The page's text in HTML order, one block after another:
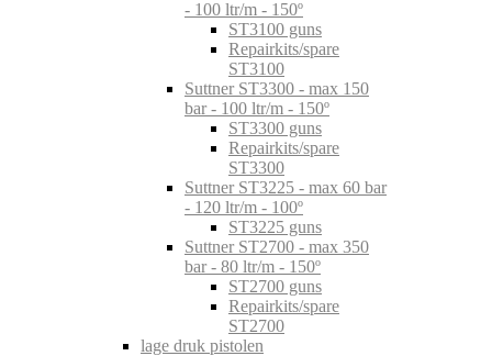
- 100 ltr/m - 150º
ST3100 guns
Repairkits/spare
ST3100
Suttner ST3300 - max 150
bar - 100 ltr/m - 150º
ST3300 guns
Repairkits/spare
ST3300
Suttner ST3225 - max 60 bar
- 120 ltr/m - 100º
ST3225 guns
Suttner ST2700 - max 350
bar - 80 ltr/m - 150º
ST2700 guns
Repairkits/spare
ST2700
lage druk pistolen